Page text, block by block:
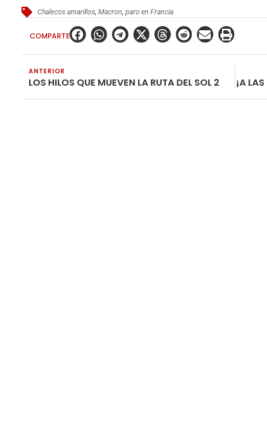
Chalecos amarillos,Macron,paro en Francia
COMPARTE
ANTERIOR
LOS HILOS QUE MUEVEN LA RUTA DEL SOL 2